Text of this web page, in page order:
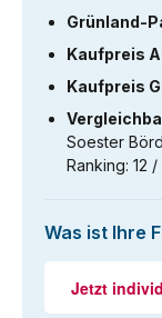
Grünland-
Kaufpreis
Kaufpreis
Soester
Ranking: 12 /
Was ist Ihre
Jetzt